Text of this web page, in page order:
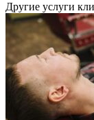
Другие услуги